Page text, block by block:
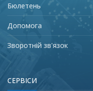
Бюлетень
Допомога
Зворотній зв'язок
СЕРВІСИ